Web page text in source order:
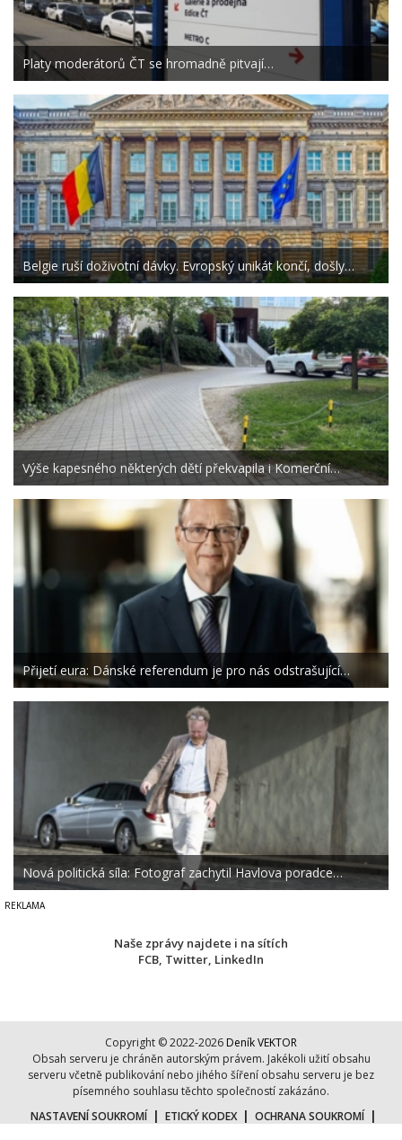
Platy moderátorů ČT se hromadně pitvají…
Belgie ruší doživotní dávky. Evropský unikát končí, došly…
Výše kapesného některých dětí překvapila i Komerční…
Přijetí eura: Dánské referendum je pro nás odstrašující…
Nová politická síla: Fotograf zachytil Havlova poradce…
Naše zprávy najdete i na sítích
FCB Twitter LinkedIn
Copyright © 2022-2026 Deník VEKTOR
Obsah serveru je chráněn autorským právem. Jakékoli užití obsahu
serveru včetně publikování nebo jihého šíření obsahu serveru je bez
písemného souhlasu těchto společností zakázáno.
NASTAVENÍ SOUKROMÍ | ETICKÝ KODEX | OCHRANA SOUKROMÍ |